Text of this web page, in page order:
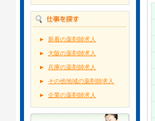
新着の薬剤師求人
大阪の薬剤師求人
兵庫の薬剤師求人
その他地域の薬剤師求人
企業の薬剤師求人